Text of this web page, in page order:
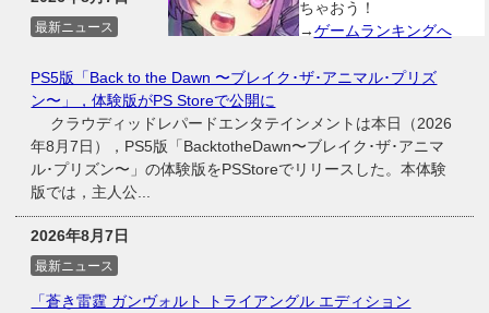
ちゃおう！
→ゲームランキングへ
最新ニュース
PS5版「Back to the Dawn 〜ブレイク･ザ･アニマル･プリズ
ン〜」，体験版がPS Storeで公開に
クラウディッドレパードエンタテインメントは本日（2026
年8月7日），PS5版「BacktotheDawn〜ブレイク･ザ･アニマ
ル･プリズン〜」の体験版をPSStoreでリリースした。本体験
版では，主人公...
2026年8月7日
最新ニュース
「蒼き雷霆 ガンヴォルト トライアングル エディション